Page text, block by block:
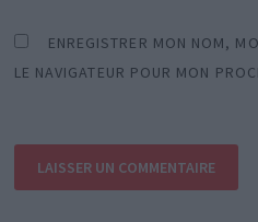
ENREGISTRER MON NOM,
LE NAVIGATEUR POUR MON